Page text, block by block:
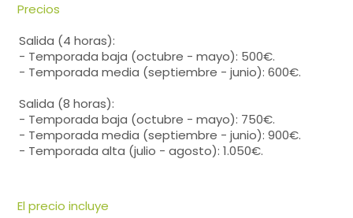
Precios
Salida (4 horas):
- Temporada baja (octubre - mayo): 500€.
- Temporada media (septiembre - junio): 600€.
Salida (8 horas):
- Temporada baja (octubre - mayo): 750€.
- Temporada media (septiembre - junio): 900€.
- Temporada alta (julio - agosto): 1.050€.
El precio incluye